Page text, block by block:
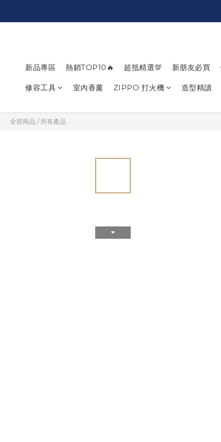
新品專區 熱銷TOP10🔥 超抵精選💯 新朋友必買
修容工具 室內香薰 ZIPPO 打火機 造型精讀
全部商品 /所有產品